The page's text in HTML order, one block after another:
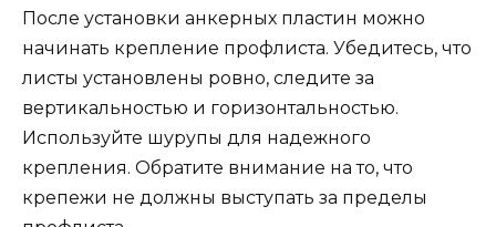
После установки анкерных пластин можно
начинать крепление профлиста. Убедитесь, что
листы установлены ровно, следите за
вертикальностью и горизонтальностью.
Используйте шурупы для надежного
крепления. Обратите внимание на то, что
крепежи не должны выступать за пределы